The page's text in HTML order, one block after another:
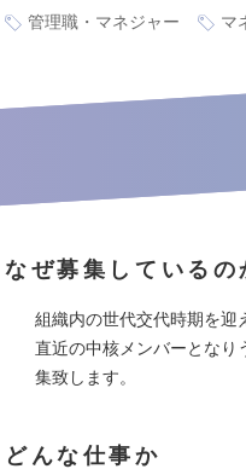
管理職・マネジャー マ
なぜ募集しているの
組織内の世代交代時期を迎
直近の中核メンバーとなり
集致します。
どんな仕事か